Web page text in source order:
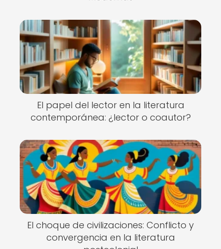
El papel del lector en la literatura
contemporánea: ¿lector o coautor?
El choque de civilizaciones: Conflicto y
convergencia en la literatura